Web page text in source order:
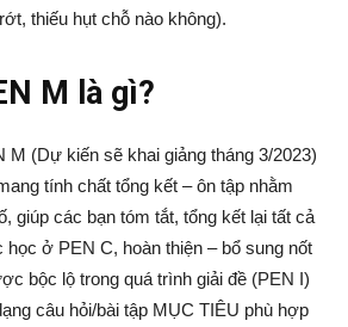
thiếu hụt chỗ nào không).
M là gì?
M (Dự kiến sẽ khai giảng tháng 3/2023)
tính chất tổng kết – ôn tập nhằm
giúp các bạn tóm tắt, tổng kết lại tất cả
ở PEN C, hoàn thiện – bổ sung nốt
bộc lộ trong quá trình giải đề (PEN I)
câu hỏi/bài tập MỤC TIÊU phù hợp